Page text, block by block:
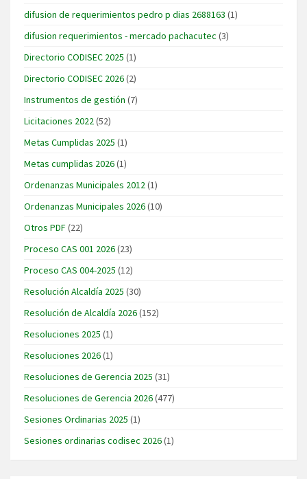
difusion de requerimientos pedro p dias 2688163 (1)
difusion requerimientos - mercado pachacutec (3)
Directorio CODISEC 2025 (1)
Directorio CODISEC 2026(2)
Instrumentos de gestión (7)
Licitaciones 2022(52)
Metas Cumplidas 2025 (1)
Metas cumplidas 2026(1)
Ordenanzas Municipales 2012(1)
Ordenanzas Municipales 2026(10)
Otros PDF(22)
Proceso CAS 001 2026(23)
Proceso CAS 004-2025 (12)
Resolución Alcaldía 2025 (30)
Resolución de Alcaldía 2026(152)
Resoluciones 2025 (1)
Resoluciones 2026(1)
Resoluciones de Gerencia 2025 (31)
Resoluciones de Gerencia 2026(477)
Sesiones Ordinarias 2025 (1)
Sesiones ordinarias codisec 2026(1)